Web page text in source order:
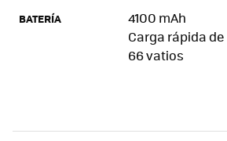
BATERÍA
4100 mAh
Carga rápida de
66 vatios